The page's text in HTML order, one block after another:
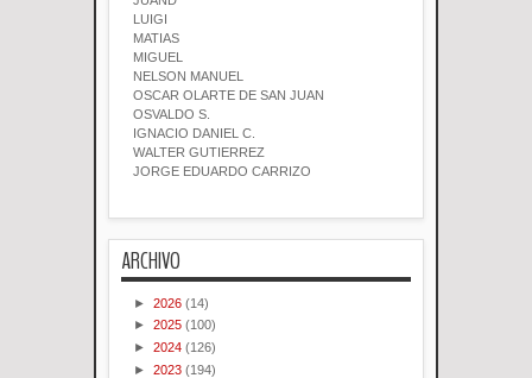
LUIGI
MATIAS
MIGUEL
NELSON MANUEL
OSCAR OLARTE DE SAN JUAN
OSVALDO S.
IGNACIO DANIEL C.
WALTER GUTIERREZ
JORGE EDUARDO CARRIZO
ARCHIVO
► 2026 (14)
► 2025 (100)
► 2024 (126)
► 2023 (194)